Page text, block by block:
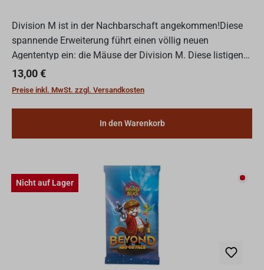
Division M ist in der Nachbarschaft angekommen!Diese
spannende Erweiterung führt einen völlig neuen
Agententyp ein: die Mäuse der Division M. Diese listigen
Agenten schaffen eine Gefahrenzone um deinen
Startplatz und...
Regulärer Preis:
13,00 €
Preise inkl. MwSt. zzgl. Versandkosten
In den Warenkorb
Nicht auf Lager Nicht